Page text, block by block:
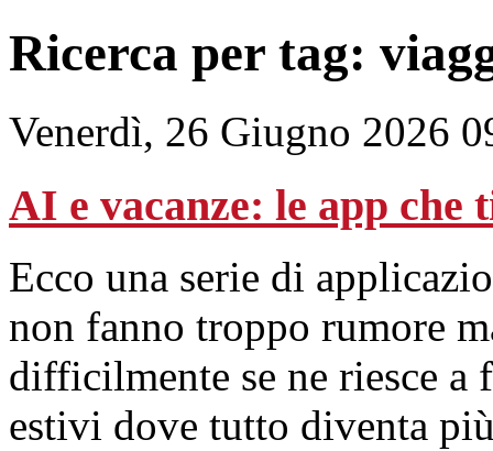
Ricerca per tag:
Venerdì, 26 Giugno 2026
AI e vacanze: le app che
Ecco una serie di
non fanno troppo rumore
difficilmente se ne riesce a
estivi dove tutto diventa